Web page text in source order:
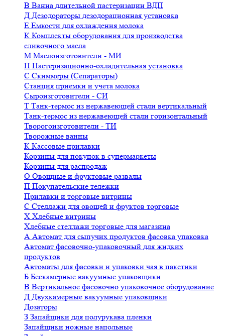
В Ванна длительной пастеризации ВДП
Д Дезодораторы дезодорационная установка
Е Емкости для охлаждения молока
К Комплекты оборудования для производства
сливочного масла
М Маслоизготовители - МИ
П Пастеризационно-охладительная установка
С Скиммеры (Сепараторы)
Станция приемки и учета молока
Сыроизготовители - СИ
Т Танк-термос из нержавеющей стали вертикальный
Танк-термос из нержавеющей стали горизонтальный
Творогоизготовители - ТИ
Творожные ванны
К Кассовые прилавки
Корзины для покупок в супермаркеты
Корзины для распродаж
О Овощные и фруктовые развалы
П Покупательские тележки
Прилавки и торговые витрины
С Стеллажи для овощей и фруктов торговые
Х Хлебные витрины
Хлебные стеллажи торговые для магазина
А Автомат для сыпучих продуктов фасовка упаковка
Автомат фасовочно-упаковочный для жидких
продуктов
Автоматы для фасовки и упаковки чая в пакетики
Б Бескамерные вакуумные упаковщики
В Вертикальное фасовочно упаковочное оборудование
Д Двухкамерные вакуумные упаковщики
Дозаторы
З Запайщики для полурукава пленки
Запайщики ножные напольные